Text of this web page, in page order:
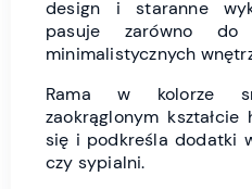
design i staranne
pasuje zarówno
minimalistycznych
Rama w kolorze
zaokrąglonym
się i podkreśla dodatki
czy sypialni.